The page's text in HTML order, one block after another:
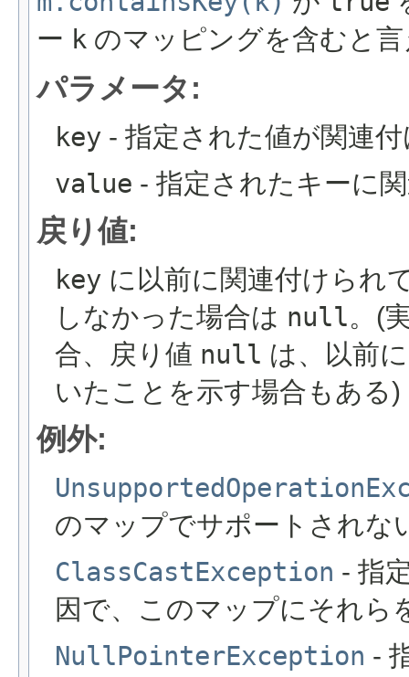
ー k のマッピングを含むと
パラメータ:
key - 指定された値が関連
value - 指定されたキーに
戻り値:
key に以前に関連付けられ
しなかった場合は null。(
合、戻り値 null は、以前
いたことを示す場合もある)
例外:
のマップでサポートされな
ClassCastException - 指
因で、このマップにそれら
NullPointerException -